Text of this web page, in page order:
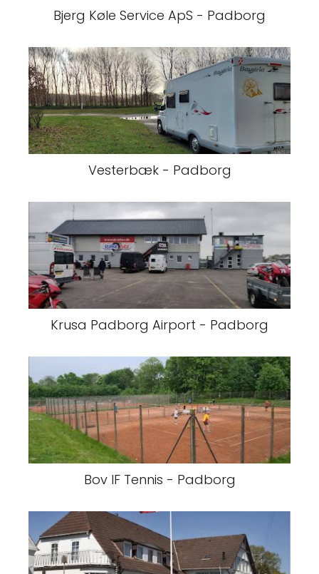
Bjerg Køle Service ApS - Padborg
Vesterbæk - Padborg
Krusa Padborg Airport - Padborg
Bov IF Tennis - Padborg